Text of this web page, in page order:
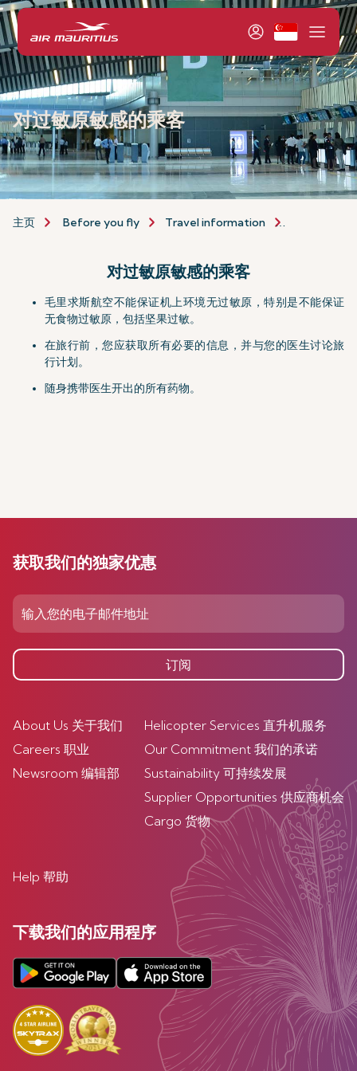
对过敏原敏感的乘客
主页 Before you fly Travel information
对过敏原敏感的乘客
毛里求斯航空不能保证机上环境无过敏原，特别是不能保证
无食物过敏原，包括坚果过敏。
在旅行前，您应获取所有必要的信息，并与您的医生讨论旅
行计划。
随身携带医生开出的所有药物。
获取我们的独家优惠
订阅
About Us 关于我们
Careers 职业
Newsroom 编辑部
Helicopter Services 直升机服务
Our Commitment 我们的承诺
Sustainability 可持续发展
Supplier Opportunities 供应商机会
Cargo 货物
Help 帮助
下载我们的应用程序